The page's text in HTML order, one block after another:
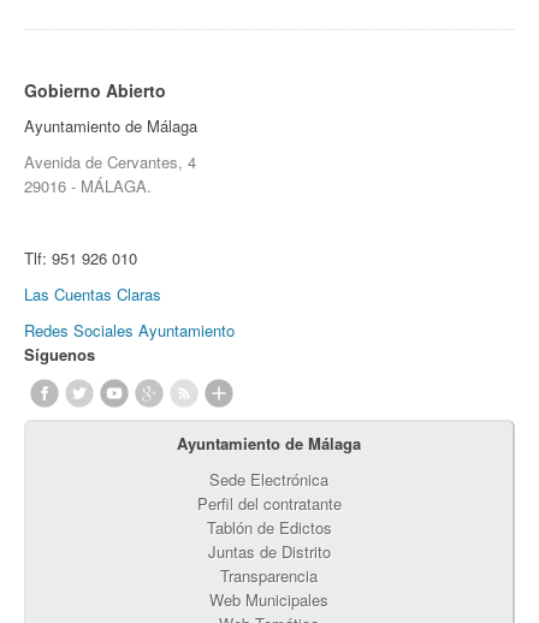
Gobierno Abierto
Ayuntamiento de Málaga
Avenida de Cervantes, 4
29016 - MÁLAGA.
Tlf: 951 926 010
Las Cuentas Claras
Redes Sociales Ayuntamiento
Síguenos
Ayuntamiento de Málaga
Sede Electrónica
Perfil del contratante
Tablón de Edictos
Juntas de Distrito
Transparencia
Web Municipales